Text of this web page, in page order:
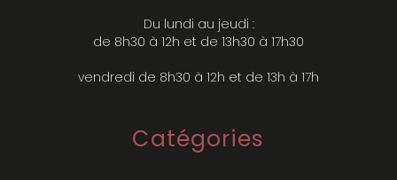
Du lundi au jeudi :
de 8h30 à 12h et de 13h30 à 17h30
vendredi de 8h30 à 12h et de 13h à 17h
Catégories